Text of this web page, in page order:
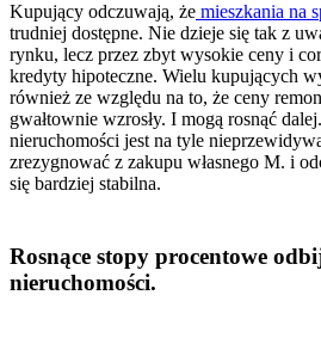
Kupujący odczuwają, że mieszkania na
trudniej dostępne. Nie dzieje się tak z
rynku, lecz przez zbyt wysokie ceny i
kredyty hipoteczne. Wielu kupujących
również ze względu na to, że ceny
gwałtownie wzrosły. I mogą rosnąć
nieruchomości jest na tyle
zrezygnować z zakupu własnego M. i
się bardziej stabilna.
Rosnące stopy procentowe
nieruchomości.